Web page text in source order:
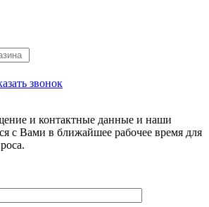
звонок
и контактные данные и наши
с Вами в ближайшее рабочее время для